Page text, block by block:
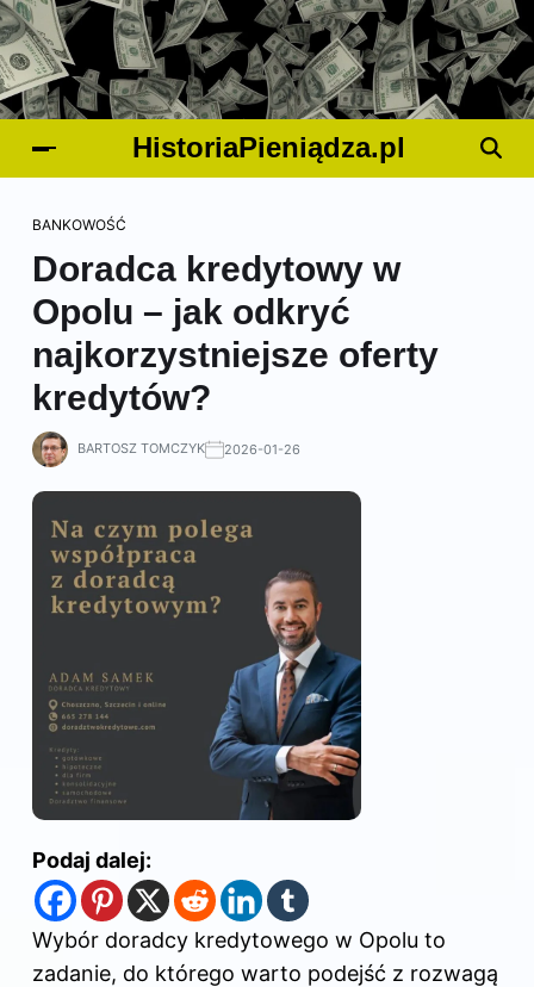
HistoriaPieniądza.pl
BANKOWOŚĆ
Doradca kredytowy w
Opolu – jak odkryć
najkorzystniejsze oferty
kredytów?
BARTOSZ TOMCZYK 2026-01-26
Podaj dalej:
Wybór doradcy kredytowego w Opolu to
zadanie, do którego warto podejść z rozwagą